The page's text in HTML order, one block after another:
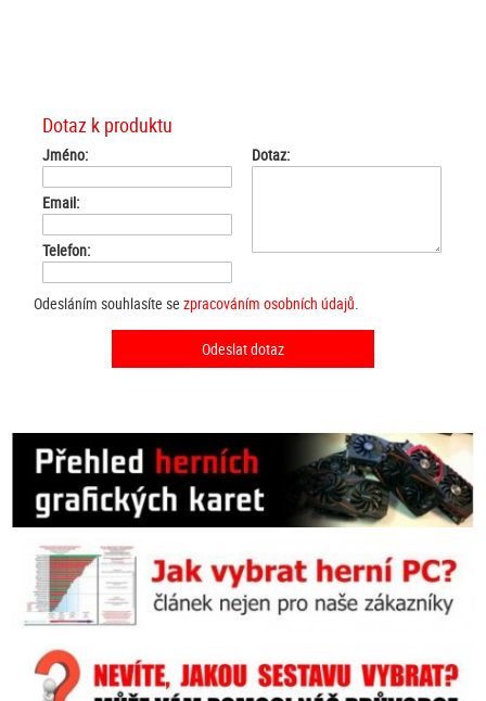
Dotaz k produktu
Jméno:
Email:
Telefon:
Dotaz:
Odesláním souhlasíte sezpracováním osobních údajů.